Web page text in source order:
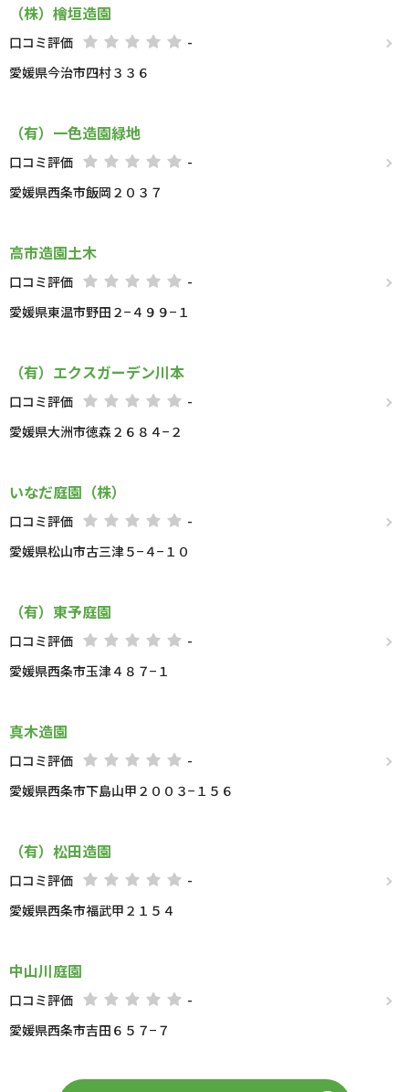
（株）檜垣造園
口コミ評価
-
愛媛県今治市四村３３６
（有）一色造園緑地
口コミ評価
-
愛媛県西条市飯岡２０３７
高市造園土木
口コミ評価
-
愛媛県東温市野田２−４９９−１
（有）エクスガーデン川本
口コミ評価
-
愛媛県大洲市徳森２６８４−２
いなだ庭園（株）
口コミ評価
-
愛媛県松山市古三津５−４−１０
（有）東予庭園
口コミ評価
-
愛媛県西条市玉津４８７−１
真木造園
口コミ評価
-
愛媛県西条市下島山甲２００３−１５６
（有）松田造園
口コミ評価
-
愛媛県西条市福武甲２１５４
中山川庭園
口コミ評価
-
愛媛県西条市吉田６５７−７